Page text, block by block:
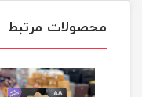
محصولات مرتبط